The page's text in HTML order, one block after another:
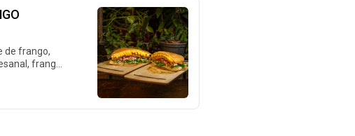
de frango,
frango
presunto
cebola